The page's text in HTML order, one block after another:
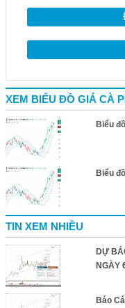
XEM BIỂU ĐỒ GIÁ CÀ
Biểu
Biểu
TIN XEM NHIỀU
DỰ
NGÀY
Báo